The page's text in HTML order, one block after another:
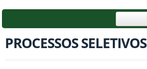
PROCESSOS SELETIVOS